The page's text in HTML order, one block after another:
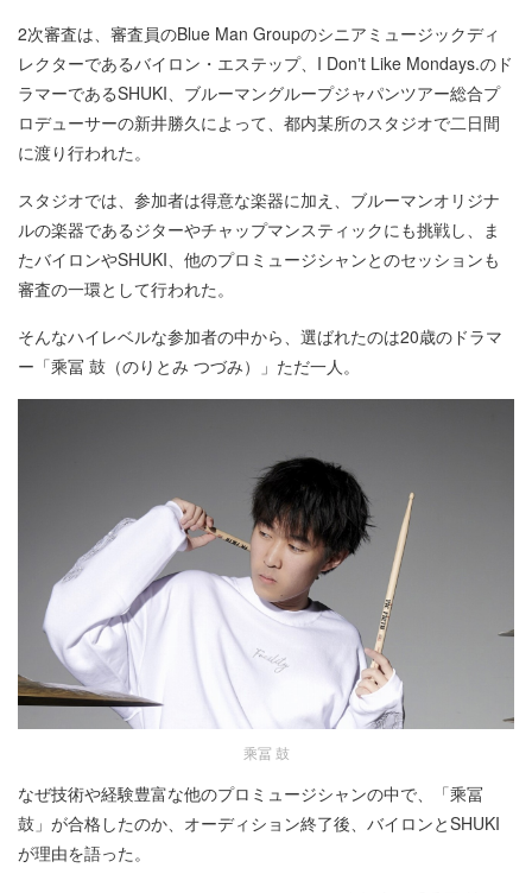
2次審査は、審査員のBlue Man Groupのシニアミュージックディ
レクターであるバイロン・エステップ、I Donʼt Like Mondays.のド
ラマーであるSHUKI、ブルーマングループジャパンツアー総合プ
ロデューサーの新井勝久によって、都内某所のスタジオで二日間
に渡り行われた。
スタジオでは、参加者は得意な楽器に加え、ブルーマンオリジナ
ルの楽器であるジターやチャップマンスティックにも挑戦し、ま
たバイロンやSHUKI、他のプロミュージシャンとのセッションも
審査の一環として行われた。
そんなハイレベルな参加者の中から、選ばれたのは20歳のドラマ
ー「乘冨 鼓（のりとみ つづみ）」ただ一人。
乘冨 鼓
なぜ技術や経験豊富な他のプロミュージシャンの中で、「乘冨
鼓」が合格したのか、オーディション終了後、バイロンとSHUKI
が理由を語った。